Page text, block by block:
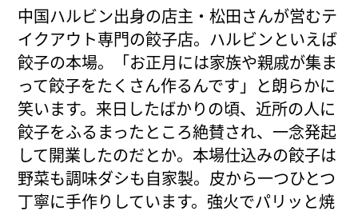
中国ハルビン出身の店主・松田さんが営むテ
イクアウト専門の餃子店。ハルビンといえば
餃子の本場。「お正月には家族や親戚が集ま
って餃子をたくさん作るんです」と朗らかに
笑います。来日したばかりの頃、近所の人に
餃子をふるまったところ絶賛され、一念発起
して開業したのだとか。本場仕込みの餃子は
野菜も調味ダシも自家製。皮から一つひとつ
丁寧に手作りしています。強火でパリッと焼